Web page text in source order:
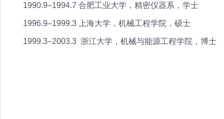
1990.9–1994.7 合肥工业大学，精密仪器系，学士
1996.9–1999.3 上海大学，机械工程学院，硕士
1999.3–2003.3 浙江大学，机械与能源工程学院，博士